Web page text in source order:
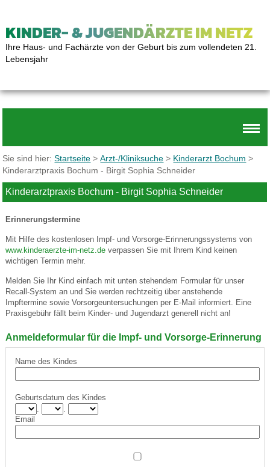
KINDER- & JUGENDÄRZTE IM NETZ
Ihre Haus- und Fachärzte von der Geburt bis zum vollendeten 21.
Lebensjahr
Sie sind hier:Startseite >Arzt-/Kliniksuche > Kinderarzt Bochum >
Kinderarztpraxis Bochum - Birgit Sophia Schneider
Kinderarztpraxis Bochum - Birgit Sophia Schneider
Erinnerungstermine
Mit Hilfe des kostenlosen Impf- und Vorsorge-Erinnerungssystems von
www.kinderaerzte-im-netz.deverpassen Sie mit Ihrem Kind keinen
wichtigen Termin mehr.
Melden Sie Ihr Kind einfach mit unten stehendem Formular für unser
Recall-System an und Sie werden rechtzeitig über anstehende
Impftermine sowie Vorsorgeuntersuchungen per E-Mail informiert. Eine
Praxisgebühr fällt beim Kinder- und Jugendarzt generell nicht an!
Anmeldeformular für die Impf- und Vorsorge-Erinnerung
Name des Kindes
Geburtsdatum des Kindes
Email